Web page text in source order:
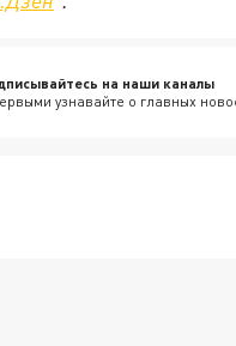
на наши каналы
узнавайте о главных